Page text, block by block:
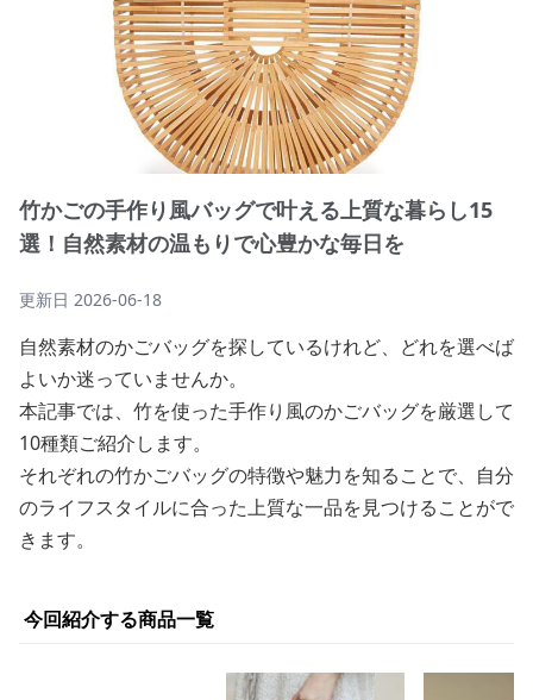
竹かごの手作り風バッグで叶える上質な暮らし15
選！自然素材の温もりで心豊かな毎日を
更新日 2026-06-18
自然素材のかごバッグを探しているけれど、どれを選べば
よいか迷っていませんか。
本記事では、竹を使った手作り風のかごバッグを厳選して
10種類ご紹介します。
それぞれの竹かごバッグの特徴や魅力を知ることで、自分
のライフスタイルに合った上質な一品を見つけることがで
きます。
今回紹介する商品一覧